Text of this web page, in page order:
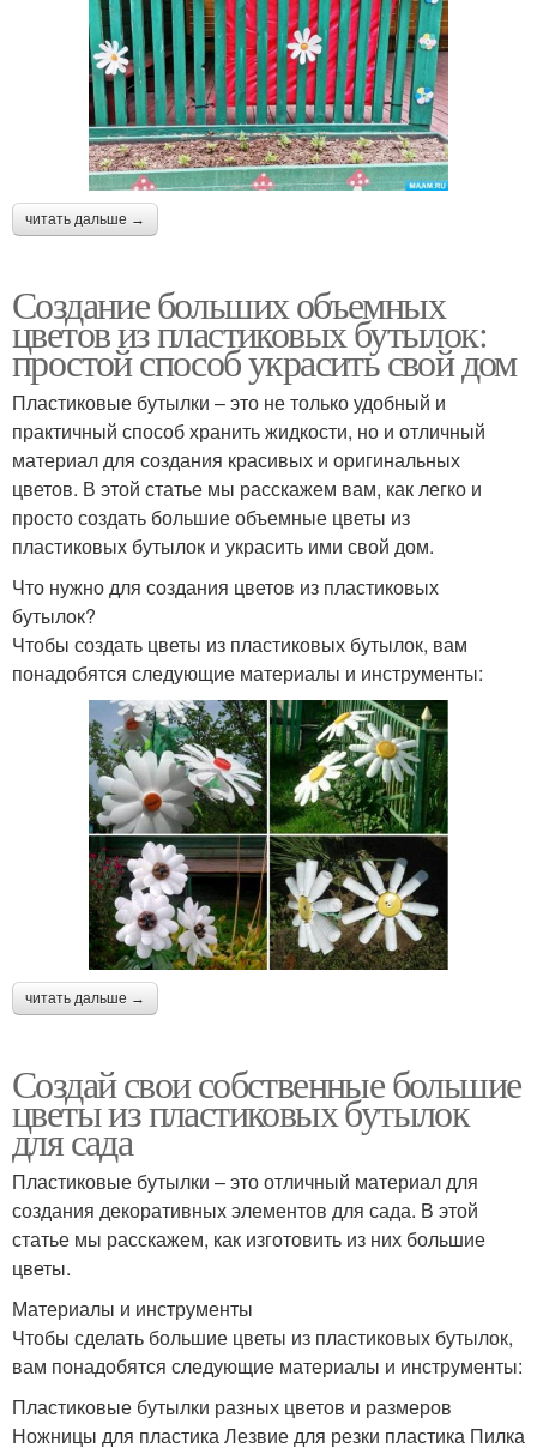
читать дальше →
Создание больших объемных
цветов из пластиковых бутылок:
простой способ украсить свой дом
Пластиковые бутылки – это не только удобный и
практичный способ хранить жидкости, но и отличный
материал для создания красивых и оригинальных
цветов. В этой статье мы расскажем вам, как легко и
просто создать большие объемные цветы из
пластиковых бутылок и украсить ими свой дом.
Что нужно для создания цветов из пластиковых
бутылок?
Чтобы создать цветы из пластиковых бутылок, вам
понадобятся следующие материалы и инструменты:
читать дальше →
Создай свои собственные большие
цветы из пластиковых бутылок
для сада
Пластиковые бутылки – это отличный материал для
создания декоративных элементов для сада. В этой
статье мы расскажем, как изготовить из них большие
цветы.
Материалы и инструменты
Чтобы сделать большие цветы из пластиковых бутылок,
вам понадобятся следующие материалы и инструменты:
Пластиковые бутылки разных цветов и размеров
Ножницы для пластика Лезвие для резки пластика Пилка